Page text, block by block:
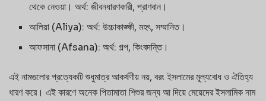
থেকে নেওয়া। অর্থ: জীবনধারণকারী, প্রাণবান।
আলিয়া (Aliya): অর্থ: উচ্চাকাঙ্ক্ষী, মহৎ, সম্মানিত।
আফসানা (Afsana): অর্থ: গল্প, কিংবদন্তি।
এই নামগুলোর প্রত্যেকটি শুধুমাত্র আকর্ষণীয় নয়, বরং ইসলামের মূল্যবোধ ও ঐতিহ্য
ধারণ করে। এই কারণে অনেক পিতামাতা শিশুর জন্য আ দিয়ে মেয়েদের ইসলামিক নাম